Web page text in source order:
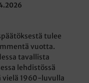
tulee
vuotta.
tavallista
lehdistössä
vielä 1960-luvulla